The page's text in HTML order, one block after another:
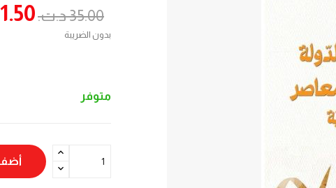
35.00 د.ت.‏ 31.50
بدون الضريبة
متوفر